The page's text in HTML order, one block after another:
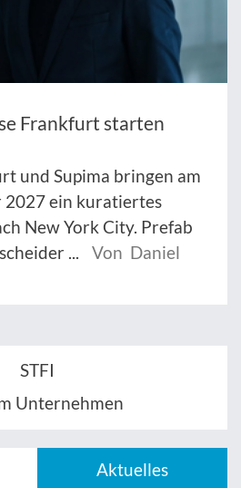
Frankfurt starten
und Supima bringen am
2027 ein kuratiertes
New York City. Prefab
...
Von Daniel
STFI
Unternehmen
Aktuelles